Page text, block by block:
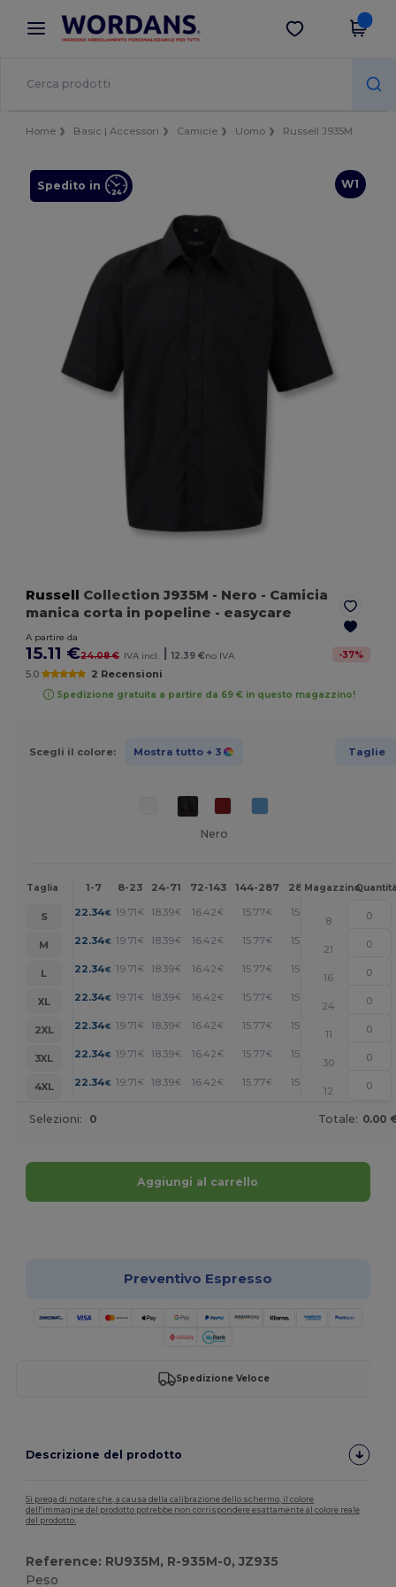
× App Wordans
Prezzi migliori sull'app!
Scarica app
Home Basic | Accessori Camicie Uomo Russell J935M
W1
Spedito in
Russell Collection J935M - Nero - Camicia
manica corta in popeline - easycare
A partire da
15.11 €24.08 € IVA incl. | 12.39 €no IVA -37%
5.0 2 Recensioni
Spedizione gratuita a partire da 69 € in questo magazzino!
Scegli il colore: Mostra tutto + 3 Taglie
Nero
Taglia 1-7 8-23 24-71 72-143 144-287 288 + Altri
Magazzino
S 22.34€ 19.71€ 18.39€ 16.42 € 15.77€ 15.11
8
M
22.34€ 19.71€ 18.39€ 16.42 € 15.77€ 15.11
21
L
22.34€ 19.71€ 18.39€ 16.42 € 15.77€ 15.11
16
XL
22.34€ 19.71€ 18.39€ 16.42 € 15.77€ 15.11
24
2XL
22.34€ 19.71€ 18.39€ 16.42 € 15.77€ 15.11
11
3XL
22.34€ 19.71€ 18.39€ 16.42 € 15.77€ 15.11 +
30
4XL
22.34€ 19.71€ 18.39€ 16.42 € 15.77€ 15.11
12
Selezioni: 0 Totale: 0.00
Aggiungi al carrello
Preventivo Espresso
Spedizione Veloce
Descrizione del prodotto
Si prega di notare che, a causa della calibrazione dello schermo, il colore
dell'immagine del prodotto potrebbe non corrispondere esattamente al colore reale
del prodotto.
Reference: RU935M, R-935M-0, JZ935
Peso